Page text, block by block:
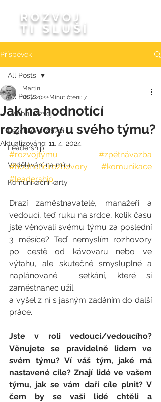
ROZVOJ
TI SLUŠÍ
Příspěvek
All Posts
Osobní rozvoj
Psychika a zdraví
Leadership
Vzdělávání na míru
Komunikační karty
All Posts
Jak na hodnotící
rozhovory u svého týmu?
Martin
10. 7. 2022 Minut čtení: 7
Aktualizováno: 11. 4. 2024
#rozvojtýmu
#zpětnávazba
#hodnotícírozhovory
#komunikace
#leadership
Drazí zaměstnavatelé, manažeři a
vedoucí, teď ruku na srdce, kolik času
jste věnovali svému týmu za poslední
3 měsíce? Teď nemyslím rozhovory
po cestě od kávovaru nebo ve
výtahu, ale skutečné smysluplné a
naplánované  setkání, které si
zaměstnanec užil
a vyšel z ní s jasným zadáním do další
práce.
Jste v roli vedoucí/vedoucího?
Věnujete se pravidelně lidem ve
svém týmu? Ví váš tým, jaké má
nastavené cíle? Znají lidé ve vašem
týmu, jak se vám daří cíle plnit? V
čem by se vaši lidé chtěli a